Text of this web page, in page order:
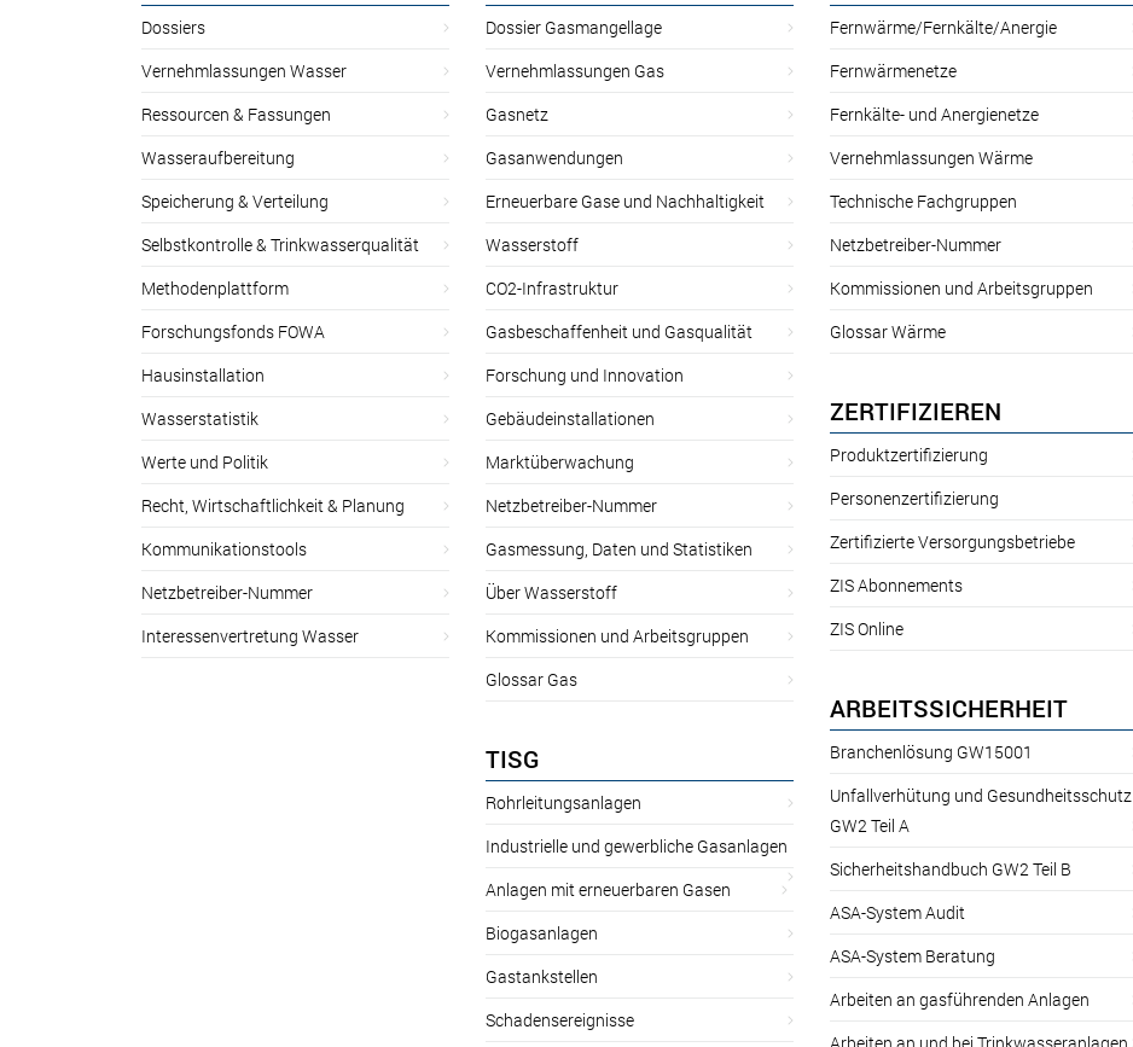
Dossiers
Vernehmlassungen Wasser
Ressourcen & Fassungen
Wasseraufbereitung
Speicherung & Verteilung
Selbstkontrolle & Trinkwasserqualität
Methodenplattform
Forschungsfonds FOWA
Hausinstallation
Wasserstatistik
Werte und Politik
Recht, Wirtschaftlichkeit & Planung
Kommunikationstools
Netzbetreiber-Nummer
Interessenvertretung Wasser
Dossier Gasmangellage
Vernehmlassungen Gas
Gasnetz
Gasanwendungen
Erneuerbare Gase und Nachhaltigkeit
Wasserstoff
CO2-Infrastruktur
Gasbeschaffenheit und Gasqualität
Forschung und Innovation
Gebäudeinstallationen
Marktüberwachung
Netzbetreiber-Nummer
Gasmessung, Daten und Statistiken
Über Wasserstoff
Kommissionen und Arbeitsgruppen
Glossar Gas
TISG
Rohrleitungsanlagen
Industrielle und gewerbliche Gasanlagen
Anlagen mit erneuerbaren Gasen
Biogasanlagen
Gastankstellen
Schadensereignisse
Fernwärme/Fernkälte/Anergie
Fernwärmenetze
Fernkälte- und Anergienetze
Vernehmlassungen Wärme
Technische Fachgruppen
Netzbetreiber-Nummer
Kommissionen und Arbeitsgruppen
Glossar Wärme
ZERTIFIZIEREN
Produktzertifizierung
Personenzertifizierung
Zertifizierte Versorgungsbetriebe
ZIS Abonnements
ZIS Online
ARBEITSSICHERHEIT
Branchenlösung GW15001
Unfallverhütung und Gesundheitsschutz
GW2 Teil A
Sicherheitshandbuch GW2 Teil B
ASA-System Audit
ASA-System Beratung
Arbeiten an gasführenden Anlagen